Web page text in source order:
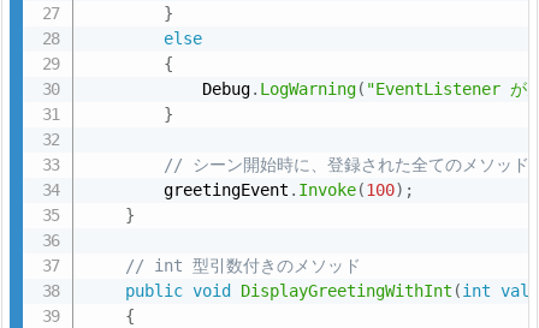
登
録
E
n
t
}
else
{
            Debug
. LogWarning( "EventListener が見
}
// シーン開始時に、登録された全てのメソッ
        greetingEvent
. Invoke(100) ;
}
// int 型引数付きのメソッド
public void DisplayGreetingWithInt (int
{